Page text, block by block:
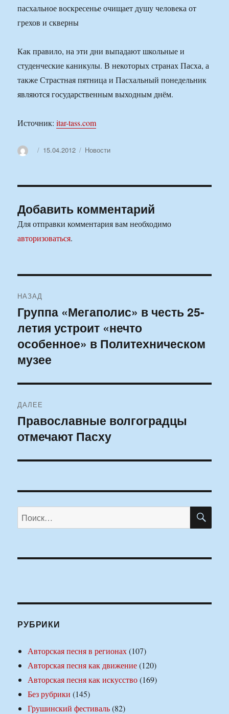
пасхальное воскресенье очищает душу человека от
грехов и скверны
Как правило, на эти дни выпадают школьные и
студенческие каникулы. В некоторых странах Пасха, а
также Страстная пятница и Пасхальный понедельник
являются государственным выходным днём.
Источник:itar-tass.com
АвторОпубликовано
15.04.2012 Рубрики
Новости
Добавить комментарий
Для отправки комментария вам необходимо
авторизоваться.
по
записям
НАЗАД
Предыдущая
запись:
Группа «Мегаполис» в честь 25-
летия устроит «нечто
особенное» в Политехническом
музее
ДАЛЕЕ
Следующая
запись:
Православные волгоградцы
отмечают Пасху
Искать:
РУБРИКИ
Авторская песня в регионах(107)
Авторская песня как движение(120)
Авторская песня как искусство(169)
Без рубрики (145)
Грушинский фестиваль(82)